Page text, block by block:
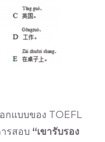
กแบบของ TOEFL
รสอบ “เขารับรอง